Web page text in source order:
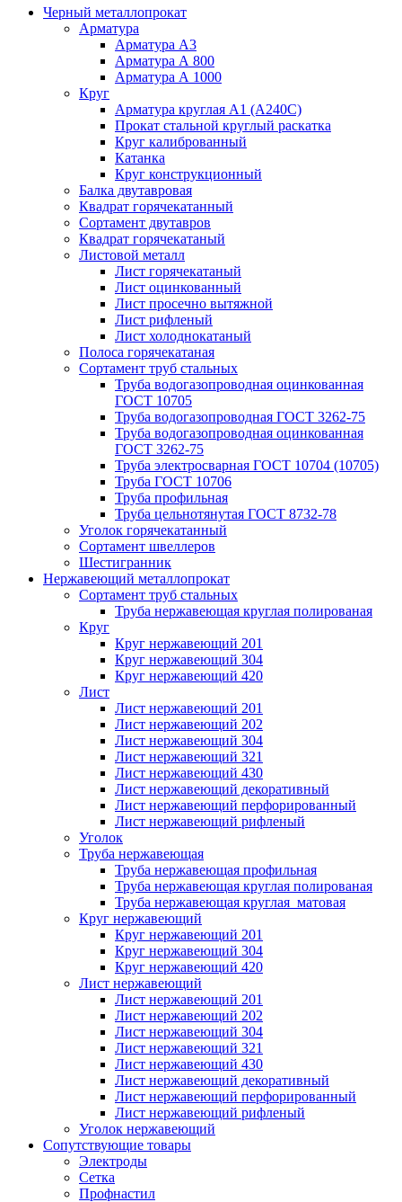
Черный металлопрокат
Арматура
Арматура А3
Арматура А 800
Арматура А 1000
Круг
Арматура круглая А1 (А240C)
Прокат стальной круглый раскатка
Круг калиброванный
Катанка
Круг конструкционный
Балка двутавровая
Квадрат горячекатанный
Сортамент двутавров
Квадрат горячекатаный
Листовой металл
Лист горячекатаный
Лист оцинкованный
Лист просечно вытяжной
Лист рифленый
Лист холоднокатаный
Полоса горячекатаная
Сортамент труб стальных
Труба водогазопроводная оцинкованная
ГОСТ 10705
Труба водогазопроводная ГОСТ 3262-75
Труба водогазопроводная оцинкованная
ГОСТ 3262-75
Труба электросварная ГОСТ 10704 (10705)
Труба ГОСТ 10706
Труба профильная
Труба цельнотянутая ГОСТ 8732-78
Уголок горячекатанный
Сортамент швеллеров
Шестигранник
Нержавеющий металлопрокат
Сортамент труб стальных
Труба нержавеющая круглая полированая
Круг
Круг нержавеющий 201
Круг нержавеющий 304
Круг нержавеющий 420
Лист
Лист нержавеющий 201
Лист нержавеющий 202
Лист нержавеющий 304
Лист нержавеющий 321
Лист нержавеющий 430
Лист нержавеющий декоративный
Лист нержавеющий перфорированный
Лист нержавеющий рифленый
Уголок
Труба нержавеющая
Труба нержавеющая профильная
Труба нержавеющая круглая полированая
Труба нержавеющая круглая матовая
Круг нержавеющий
Круг нержавеющий 201
Круг нержавеющий 304
Круг нержавеющий 420
Лист нержавеющий
Лист нержавеющий 201
Лист нержавеющий 202
Лист нержавеющий 304
Лист нержавеющий 321
Лист нержавеющий 430
Лист нержавеющий декоративный
Лист нержавеющий перфорированный
Лист нержавеющий рифленый
Уголок нержавеющий
Cопутствующие товары
Электроды
Сетка
Профнастил